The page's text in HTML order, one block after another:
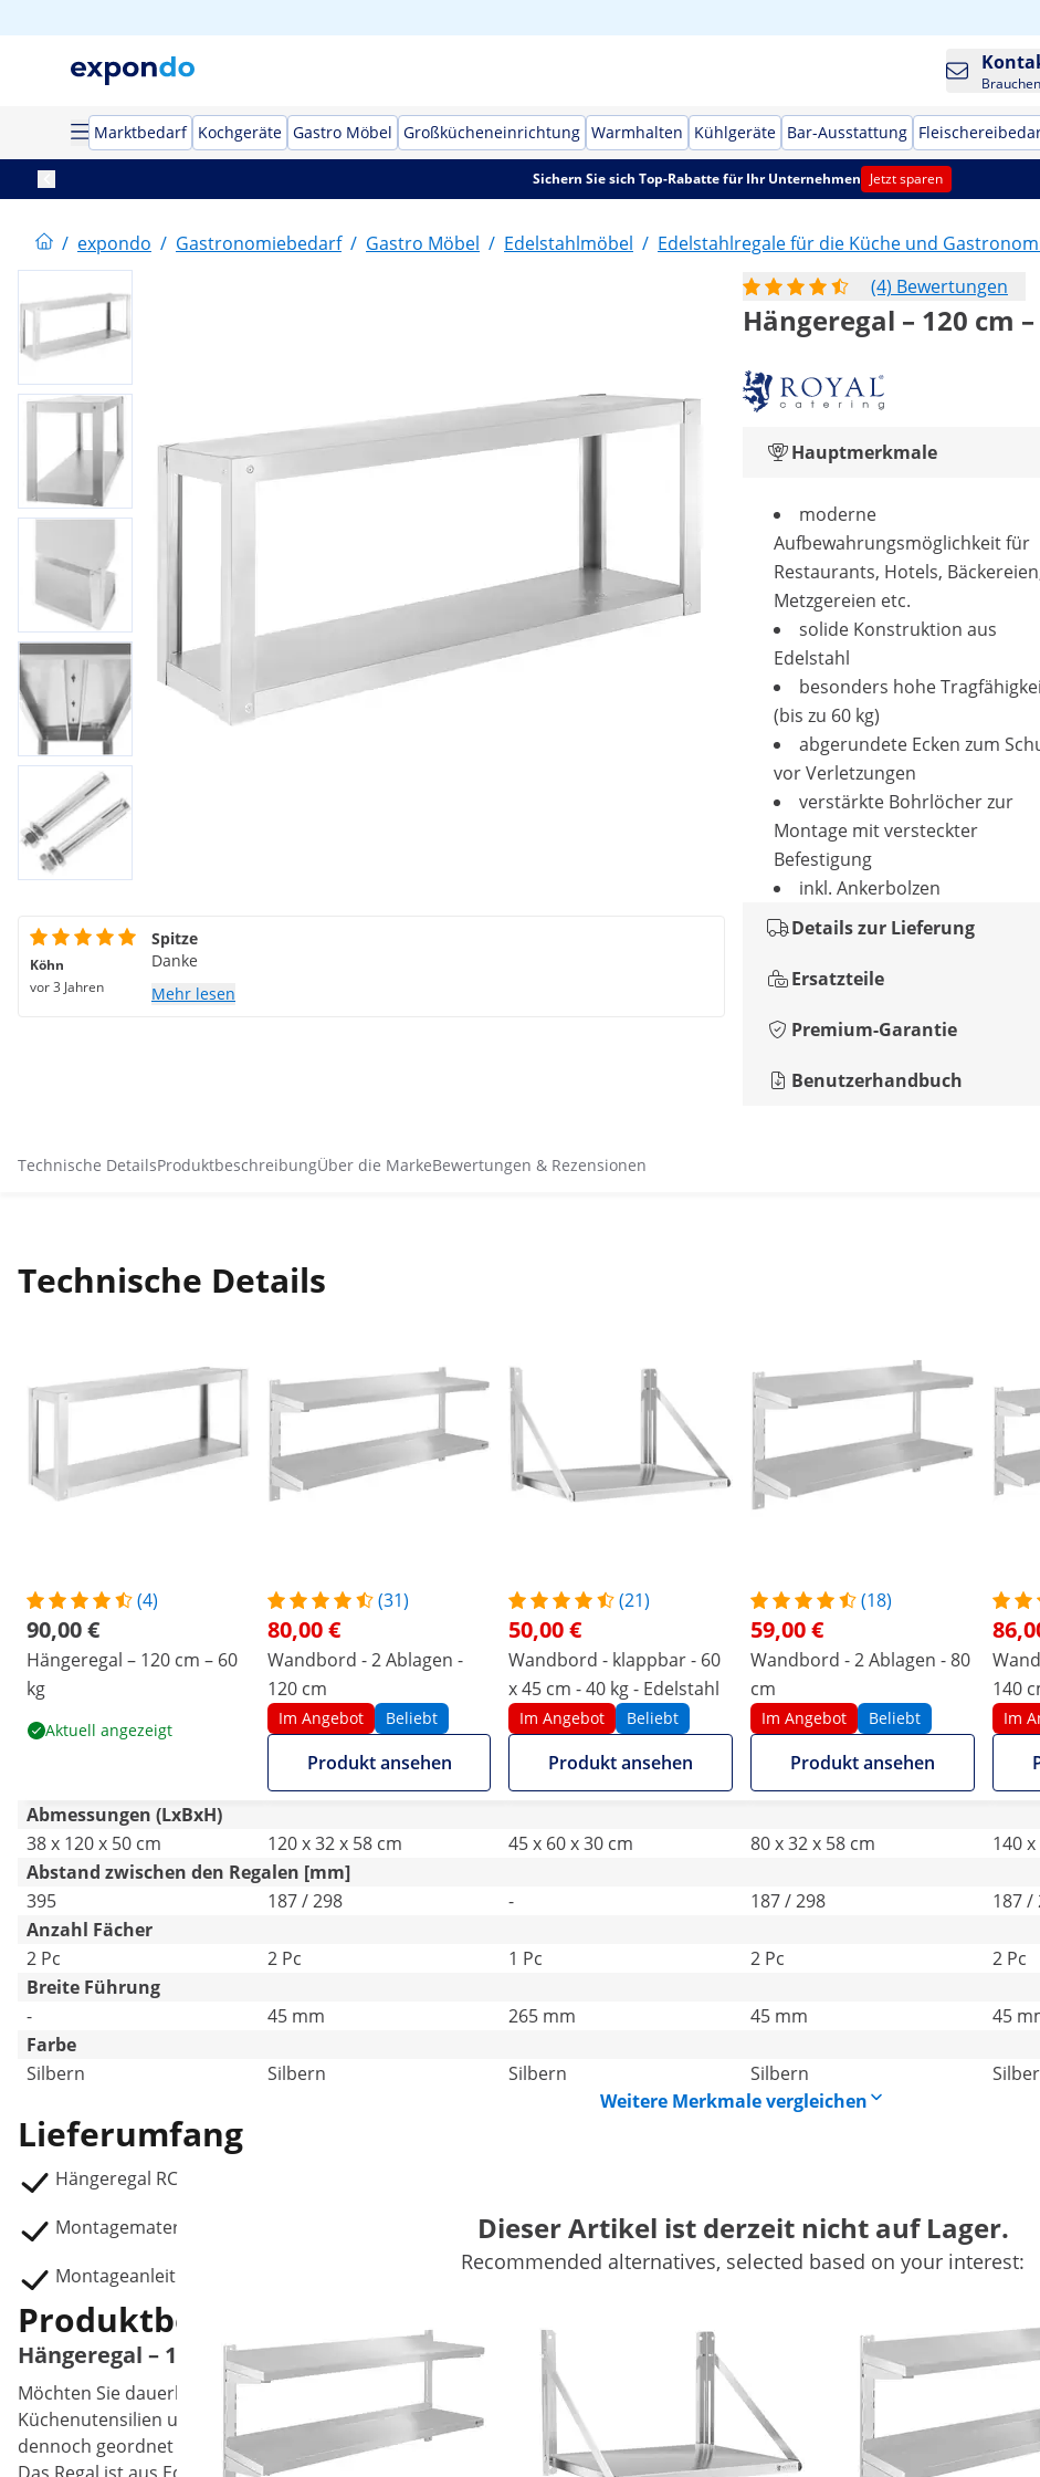
Marktbedarf Kochgeräte Gastro Möbel Großkücheneinrichtung Warmhalten Kühlgeräte Bar-Ausstattung
Sichern Sie sich Top-Rabatte für Ihr Unternehmen Jetzt sparen
/ expondo / Gastronomiebedarf / Gastro Möbel / Edelstahlmöbel / Edelstahlregale für die Küche und
(4) Bewertungen
Hängeregal – 120 cm
Hauptmerkmale
moderne
Aufbewahrungsmöglichkeit für
Restaurants, Hotels,
Metzgereien etc.
solide Konstruktion aus
Edelstahl
besonders hohe
(bis zu 60 kg)
abgerundete Ecken zum
vor Verletzungen
verstärkte Bohrlöcher zur
Montage mit versteckter
Befestigung
inkl. Ankerbolzen
Details zur Lieferung
Ersatzteile
Premium-Garantie
Benutzerhandbuch
Köhn
vor 3 Jahren
Spitze
Danke
Mehr lesen
Technische DetailsProduktbeschreibungÜber die MarkeBewertungen & Rezensionen
Technische Details
(4)
90,00 €
Hängeregal – 120 cm – 60
kg
Aktuell angezeigt
(31)
80,00 €
Wandbord - 2 Ablagen -
120 cm
Im Angebot Beliebt
Produkt ansehen
(21)
50,00 €
Wandbord - klappbar - 60
x 45 cm - 40 kg - Edelstahl
Im Angebot Beliebt
Produkt ansehen
(18)
59,00 €
Wandbord - 2 Ablagen - 80
cm
Im Angebot Beliebt
Produkt ansehen
140
Im
Abmessungen (LxBxH)
38 x 120 x 50 cm
120 x 32 x 58 cm 45 x 60 x 30 cm 80 x 32 x 58 cm 140
Abstand zwischen den Regalen [mm]
395
187 / 298 - 187 / 298 187 /
Anzahl Fächer
2 Pc
2 Pc 1 Pc 2 Pc 2 Pc
Breite Führung
-
45 mm 265 mm 45 mm 45
Farbe
Silbern
Silbern Silbern Silbern
Weitere Merkmale vergleichen
Lieferumfang
Hängeregal RCHC- 120/38
Montagematerial (inkl. Ankerbolzen)
Montageanleitung
Dieser Artikel ist derzeit nicht auf Lager.
Recommended alternatives, selected based on your interest:
Produktbeschreibung
Hängeregal – 120 cm – 60 kg
Möchten Sie dauerhaft Ordnung in Ihre Küche bringen? Dann entscheiden Sie sich für das Hängeregal RCHC-120/38 von
Küchenutensilien und -geräte, Lebensmittelvorräte oder Gewürze übersichtlich und raumeffizient auf. Durch die offene
dennoch geordnet aufbewahrt. Durch die platzsparende Befestigung an der Wand kann das Hängeregal fast überall